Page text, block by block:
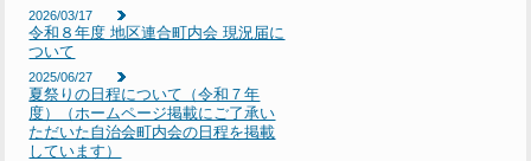
2026/03/17
令和８年度 地区連合町内会 現況届に
ついて
2025/06/27
夏祭りの日程について（令和７年
度）（ホームページ掲載にご了承い
ただいた自治会町内会の日程を掲載
しています）